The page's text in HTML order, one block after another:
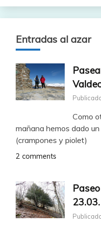
Entradas al azar
Como
mañana hemos dado
(crampones y piolet)
2 comments